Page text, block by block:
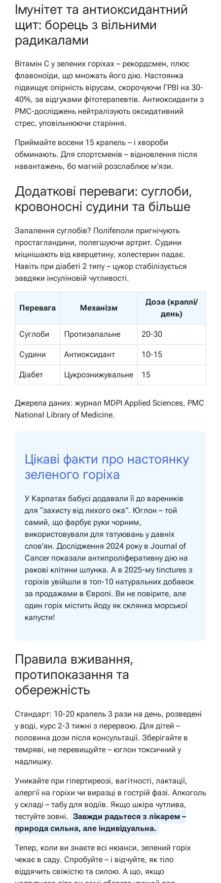
Імунітет та антиоксидантний
щит: борець з вільними
радикалами
Вітамін С у зелених горіхах – рекордсмен, плюс
флавоноїди, що множать його дію. Настоянка
підвищує опірність вірусам, скорочуючи ГРВІ на 30-
40%, за відгуками фітотерапевтів. Антиоксиданти з
PMC-досліджень нейтралізують оксидативний
стрес, уповільнюючи старіння.
Приймайте восени 15 крапель – і хвороби
обминають. Для спортсменів – відновлення після
навантажень, бо магній розслаблює м’язи.
Додаткові переваги: суглоби,
кровоносні судини та більше
Запалення суглобів? Полifenоли пригнічують
простагландини, полегшуючи артрит. Судини
міцнішають від кверцетину, холестерин падає.
Навіть при діабеті 2 типу – цукор стабілізується
завдяки інсуліновій чутливості.
Перевага Механізм
Доза (краплі/
день)
Суглоби Протизапальне 20-30
Судини Антиоксидант 10-15
Діабет Цукрознижувальне 15
Джерела даних: журнал MDPI Applied Sciences, PMC
National Library of Medicine.
Цікаві факти про настоянку
зеленого горіха
У Карпатах бабусі додавали її до вареників
для “захисту від лихого ока”. Юглон – той
самий, що фарбує руки чорним,
використовували для татуювань у давніх
слов’ян. Дослідження 2024 року в Journal of
Cancer показали антипроліферативну дію на
ракові клітини шлунка. А в 2025-му tinctures з
горіхів увійшли в топ-10 натуральних добавок
за продажами в Європі. Ви не повірите, але
один горіх містить йоду як склянка морської
капусти!
Правила вживання,
протипоказання та
обережність
Стандарт: 10-20 крапель 3 рази на день, розведені
у воді, курс 2-3 тижні з перервою. Для дітей –
половина дози після консультації. Зберігайте в
темряві, не перевищуйте – юглон токсичний у
надлишку.
Уникайте при гіпертиреозі, вагітності, лактації,
алергії на горіхи чи виразці в гострій фазі. Алкоголь
у складі – табу для водіїв. Якщо шкіра чутлива,
тестуйте зовні. Завжди радьтеся з лікарем –
природа сильна, але індивідуальна.
Тепер, коли ви знаєте всі нюанси, зелений горіх
чекає в саду. Спробуйте – і відчуйте, як тіло
віддячить свіжістю та силою. А що, якщо